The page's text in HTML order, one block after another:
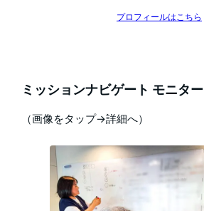
プロフィールはこちら
ミッションナビゲート モニター
（画像をタップ→詳細へ）